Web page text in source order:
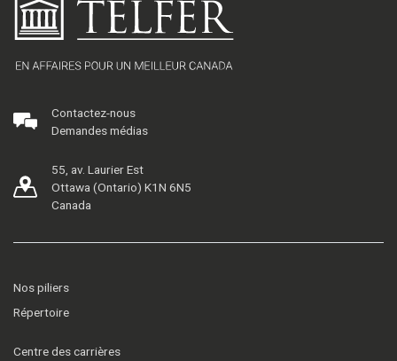
Contactez-nous
Demandes médias
55, av. Laurier Est
Ottawa (Ontario) K1N 6N5
Canada
Nos piliers
Répertoire
Centre des carrières